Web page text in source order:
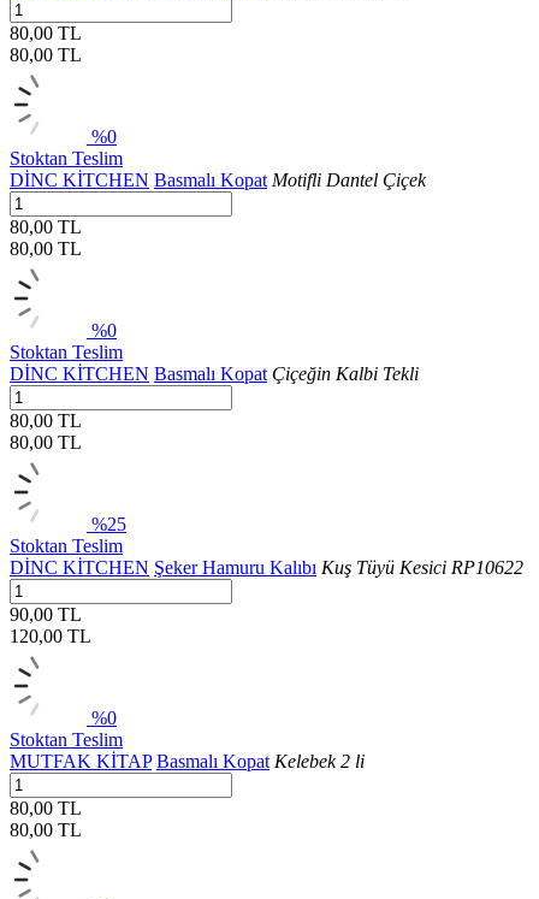
80,00 TL
80,00 TL
%0
Stoktan Teslim
DİNC KİTCHEN Basmalı Kopat Motifli Dantel Çiçek
80,00 TL
80,00 TL
%0
Stoktan Teslim
DİNC KİTCHEN Basmalı Kopat Çiçeğin Kalbi Tekli
80,00 TL
80,00 TL
%25
Stoktan Teslim
DİNC KİTCHEN Şeker Hamuru Kalıbı Kuş Tüyü Kesici RP10622
90,00 TL
120,00 TL
%0
Stoktan Teslim
MUTFAK KİTAP Basmalı Kopat Kelebek 2 li
80,00 TL
80,00 TL